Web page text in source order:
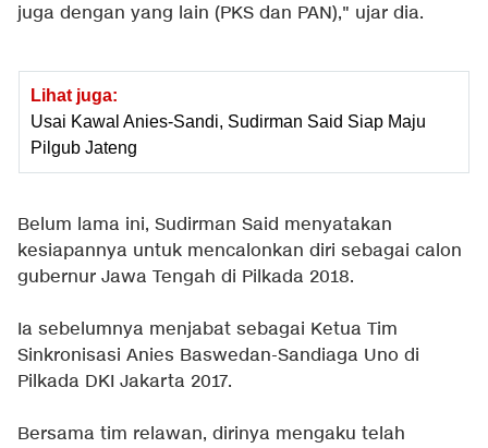
juga dengan yang lain (PKS dan PAN)," ujar dia.
Lihat juga:
Usai Kawal Anies-Sandi, Sudirman Said Siap Maju
Pilgub Jateng
Belum lama ini, Sudirman Said menyatakan
kesiapannya untuk mencalonkan diri sebagai calon
gubernur Jawa Tengah di Pilkada 2018.
Ia sebelumnya menjabat sebagai Ketua Tim
Sinkronisasi Anies Baswedan-Sandiaga Uno di
Pilkada DKI Jakarta 2017.
Bersama tim relawan, dirinya mengaku telah